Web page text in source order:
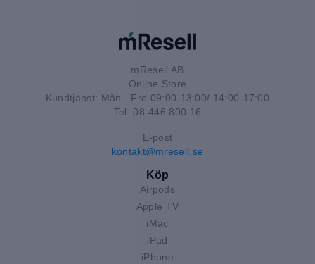
mResell AB
Online Store
Kundtjänst: Mån - Fre 09:00-13:00/ 14:00-17:00
Tel: 08-446 800 16
E-post
kontakt@mresell.se
Köp
Airpods
Apple TV
iMac
iPad
iPhone